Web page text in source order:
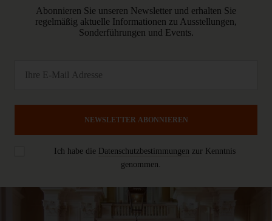
Abonnieren Sie unseren Newsletter und erhalten Sie
regelmäßig aktuelle Informationen zu Ausstellungen,
Sonderführungen und Events.
Ich habe die Datenschutzbestimmungen zur Kenntnis
genommen.
NEWSLETTER ABONNIEREN